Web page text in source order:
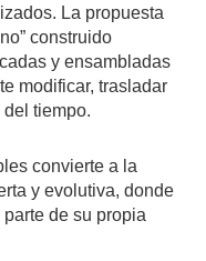
La propuesta
construido
y ensambladas
modificar, trasladar
tiempo.
convierte a la
y evolutiva, donde
de su propia